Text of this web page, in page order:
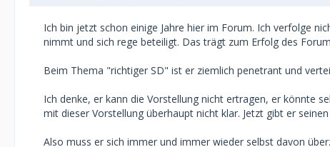
nicht einhält oder ihnen erzählt ja klar sucht man was
Monat mit dir ussw, denn die Freier wissen mittlerweile
ich werde versuchen mein derzeitiges SB so lange zu
ausklingen zu lassen............
Ich bin jetzt schon einige Jahre hier im Forum. Ich verfolge
nimmt und sich rege beteiligt. Das trägt zum Erfolg des
Beim Thema "richtiger SD" ist er ziemlich penetrant und
Ich denke, er kann die Vorstellung nicht ertragen, er könnte
mit dieser Vorstellung überhaupt nicht klar. Jetzt gibt er
Also muss er sich immer und immer wieder selbst davon